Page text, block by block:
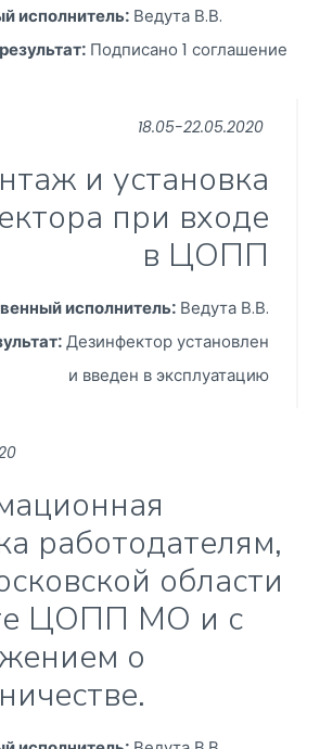
исполнитель: Ведута В.В.
Подписано 1 соглашение
18.05-22.05.2020
и установка
при входе
в ЦОПП
исполнитель: Ведута В.В.
Дезинфектор установлен
и введен в эксплуатацию
работодателям,
области
ЦОПП МО и с
о